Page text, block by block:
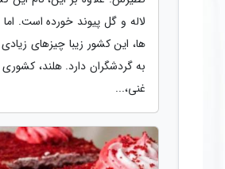
لاله و گل پیوند خورده است. اما
ها، این کشور زیبا چیزهای زیادی
به گردشگران دارد. هلند، کشوری
غنی،...